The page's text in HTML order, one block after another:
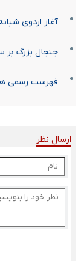
آغاز اردوی
جنجال بزرگ
فهرست رسمی هلند
ارسال نظر